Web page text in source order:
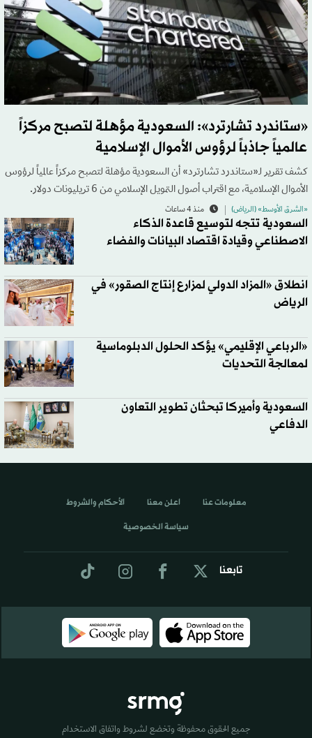
«ستاندرد تشارترد»: السعودية مؤهلة لتصبح مركزاً
عالمياً جاذباً لرؤوس الأموال الإسلامية
كشف تقرير لـ«ستاندرد تشارترد» أن السعودية مؤهلة لتصبح مركزاً عالمياً لرؤوس
الأموال الإسلامية، مع اقتراب أصول التمويل الإسلامي من 6 تريليونات دولار.
«الشرق الأوسط» (الرياض) منذ 4 ساعات
السعودية تتجه لتوسيع قاعدة الذكاء
الاصطناعي وقيادة اقتصاد البيانات والفضاء
انطلاق «المزاد الدولي لمزارع إنتاج الصقور» في
الرياض
«الرباعي الإقليمي» يؤكد الحلول الدبلوماسية
لمعالجة التحديات
السعودية وأميركا تبحثان تطوير التعاون
الدفاعي
تابعنا
معلومات عنا اعلن معنا الأحكام والشروط
سياسة الخصوصية
جميع الحقوق محفوظة وتخضع لشروط واتفاق الاستخدام